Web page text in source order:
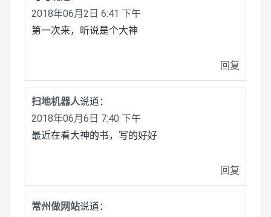
2018年06月2日 6:41 下午
第一次来，听说是个大神
回复
扫地机器人说道：
2018年06月6日 7:40 下午
最近在看大神的书，写的好好
回复
常州做网站说道：